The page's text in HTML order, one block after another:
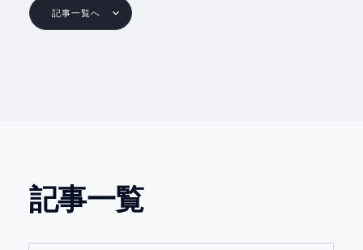
記事一覧へ
記事一覧